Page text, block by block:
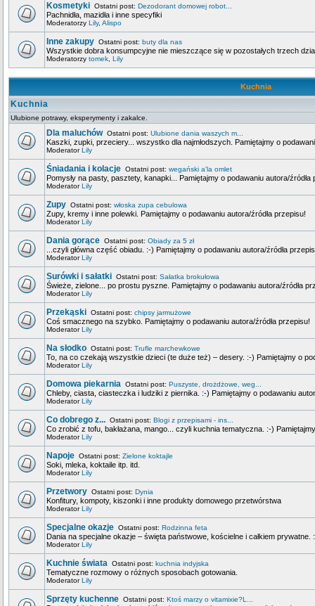
Kosmetyki Ostatni post: Dezodorant domowej robot...
Pachnidła, mazidła i inne specyfiki
Moderatorzy Lily, Alispo
Inne zakupy Ostatni post: buty dla nas
Wszystkie dobra konsumpcyjne nie mieszczące się w pozostałych trzech
Moderatorzy tomek Lily
Kuchnia
Kuchnia
Ulubione potrawy, eksperymenty i zakalce.
Dla maluchówOstatni post: Ulubione dania waszych m...
Kaszki, zupki, przeciery... wszystko dla najmłodszych. Pamiętajmy o
ModeratorLily
Śniadania i kolacje Ostatni post: wegański a'la omlet
Pomysły na pasty, pasztety, kanapki... Pamiętajmy o podawaniu autora/źródła
ModeratorLily
Zupy Ostatni post: włoska zupa cebulowa
Zupy, kremy i inne polewki. Pamiętajmy o podawaniu autora/źródła przepisu!
ModeratorLily
Dania gorące Ostatni post: Obiady za 5 zł
...czyli główna część obiadu. :-) Pamiętajmy o podawaniu autora/źródła
ModeratorLily
Surówki i sałatki Ostatni post: Sałatka brokułowa
Świeże, zielone... po prostu pyszne. Pamiętajmy o podawaniu autora/źródła
ModeratorLily
Przekąski Ostatni post: chipsy jarmużowe
Coś smacznego na szybko. Pamiętajmy o podawaniu autora/źródła przepisu!
ModeratorLily
Na słodko Ostatni post: Trufle marchewkowe
To, na co czekają wszystkie dzieci (te duże też) – desery. :-) Pamiętajmy o
ModeratorLily
Domowa piekarnia Ostatni post: Puszyste, drożdżowe, weg...
Chleby, ciasta, ciasteczka i ludziki z piernika. :-) Pamiętajmy o podawaniu
ModeratorLily
Co dobrego z... Ostatni post: Blogi z przepisami - ins...
Co zrobić z tofu, bakłażana, mango... czyli kuchnia tematyczna. :-)
ModeratorLily
Napoje Ostatni post: Zielone koktajle
Soki, mleka, koktaile itp. itd.
ModeratorLily
Przetwory Ostatni post: Dynia
Konfitury, kompoty, kiszonki i inne produkty domowego przetwórstwa
ModeratorLily
Specjalne okazje Ostatni post: Rodzinna feta
Dania na specjalne okazje – święta państwowe, kościelne i całkiem
ModeratorLily
Kuchnie świata Ostatni post: kuchnia indyjska
Tematyczne rozmowy o różnych sposobach gotowania.
ModeratorLily
Sprzęty kuchenne Ostatni post: Ktoś marzy o vitamixie?L...